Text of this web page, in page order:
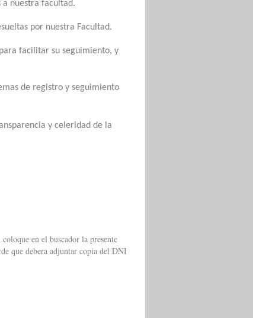
nuestra facultad.
por nuestra Facultad.
facilitar su seguimiento, y
de registro y seguimiento
y celeridad de la
en el buscador la presente
que debera adjuntar copia del DNI